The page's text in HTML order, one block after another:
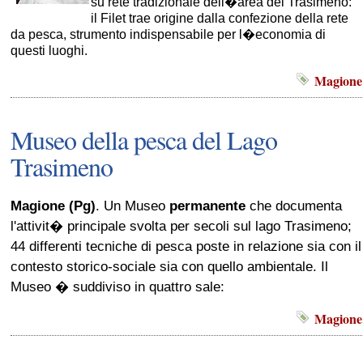
il Filet trae origine dalla confezione della rete
da pesca, strumento indispensabile per l�economia di
questi luoghi.
Magione
Museo della pesca del Lago
Trasimeno
Magione (Pg). Un Museo permanente che documenta
l'attivit� principale svolta per secoli sul lago Trasimeno;
44 differenti tecniche di pesca poste in relazione sia con il
contesto storico-sociale sia con quello ambientale. Il
Museo � suddiviso in quattro sale:
Magione